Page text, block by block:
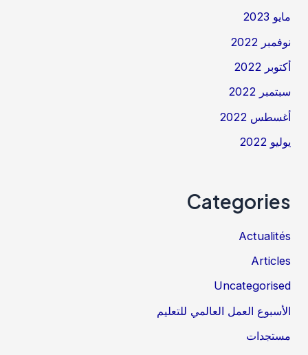
مايو 2023
نوفمبر 2022
أكتوبر 2022
سبتمبر 2022
أغسطس 2022
يوليو 2022
Categories
Actualités
Articles
Uncategorised
الأسبوع العمل العالمي للتعليم
مستجدات